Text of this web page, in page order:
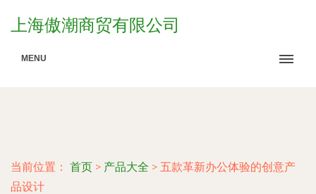
上海傲潮商贸有限公司
MENU
当前位置： 首页 > 产品大全 > 五款革新办公体验的创意产
品设计